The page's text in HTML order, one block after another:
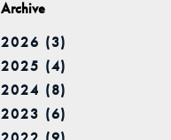
Archive
2026 (3)
2025 (4)
2024 (8)
2023 (6)